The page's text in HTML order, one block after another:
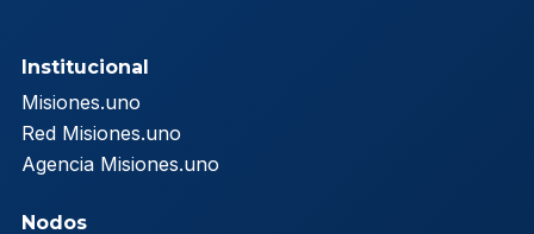
Institucional
Misiones.uno
Red Misiones.uno
Agencia Misiones.uno
Nodos